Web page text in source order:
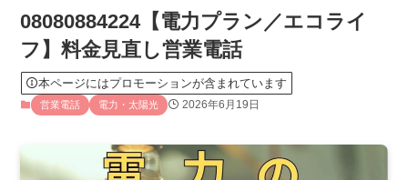
08080884224【電力プラン／エコライ
フ】料金見直し営業電話
本ページにはプロモーションが含まれています
営業電話 電力・太陽光 2026年6月19日